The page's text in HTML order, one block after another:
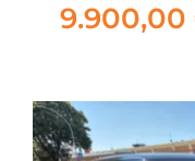
9.900,00